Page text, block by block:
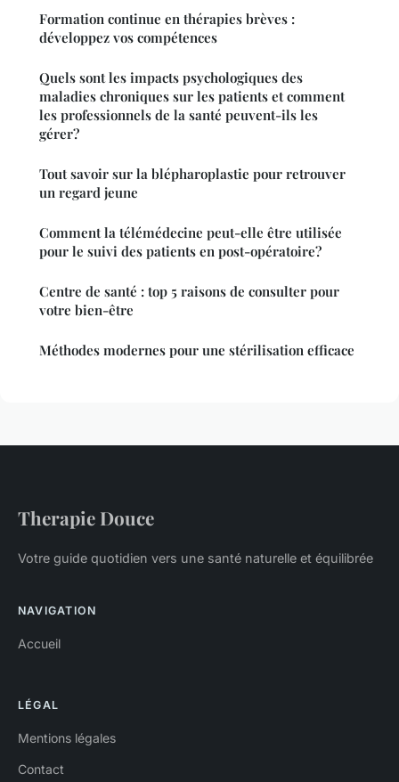
Formation continue en thérapies brèves :
développez vos compétences
Quels sont les impacts psychologiques des
maladies chroniques sur les patients et comment
les professionnels de la santé peuvent-ils les
gérer?
Tout savoir sur la blépharoplastie pour retrouver
un regard jeune
Comment la télémédecine peut-elle être utilisée
pour le suivi des patients en post-opératoire?
Centre de santé : top 5 raisons de consulter pour
votre bien-être
Méthodes modernes pour une stérilisation efficace
Therapie Douce
Votre guide quotidien vers une santé naturelle et équilibrée
NAVIGATION
Accueil
LÉGAL
Mentions légales
Contact